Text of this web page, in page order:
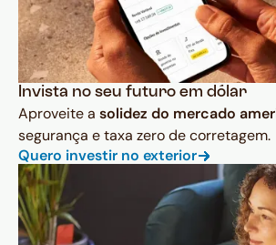
Invista no seu futuro em dólar
Aproveite a solidez do mercado
segurança e taxa zero de corretagem.
Quero investir no exterior